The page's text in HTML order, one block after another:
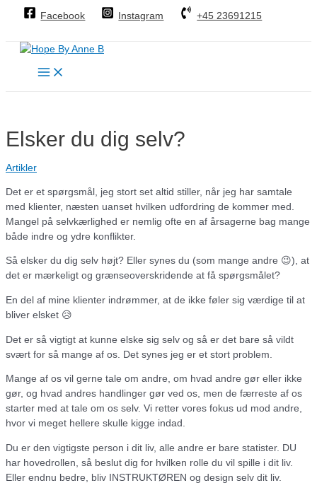
indholdet
Facebook Instagram +45 23691215
Main
Menu
Elsker du dig selv?
Artikler
Det er et spørgsmål, jeg stort set altid stiller, når jeg har samtale
med klienter, næsten uanset hvilken udfordring de kommer med.
Mangel på selvkærlighed er nemlig ofte en af årsagerne bag mange
både indre og ydre konflikter.
Så elsker du dig selv højt? Eller synes du (som mange andre 😉), at
det er mærkeligt og grænseoverskridende at få spørgsmålet?
En del af mine klienter indrømmer, at de ikke føler sig værdige til at
bliver elsket 😥
Det er så vigtigt at kunne elske sig selv og så er det bare så vildt
svært for så mange af os. Det synes jeg er et stort problem.
Mange af os vil gerne tale om andre, om hvad andre gør eller ikke
gør, og hvad andres handlinger gør ved os, men de færreste af os
starter med at tale om os selv. Vi retter vores fokus ud mod andre,
hvor vi meget hellere skulle kigge indad.
Du er den vigtigste person i dit liv, alle andre er bare statister. DU
har hovedrollen, så beslut dig for hvilken rolle du vil spille i dit liv.
Eller endnu bedre, bliv INSTRUKTØREN og design selv dit liv.